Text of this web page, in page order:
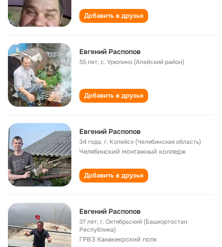
Добавить в друзья
Евгений Распопов
55 лет,с. Урюпино (Алейский район)
Добавить в друзья
Евгений Распопов
34 года,г. Копейск (Челябинская область)
Челябинский монтажный колледж
Добавить в друзья
Евгений Распопов
37 лет,г. Октябрьский (Башкортостан
Республика)
ГРВЗ Канакекрский полк